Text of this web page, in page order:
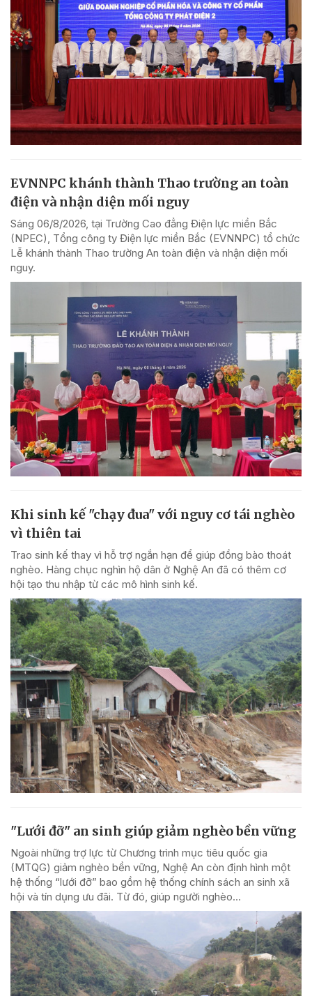
EVNNPC khánh thành Thao trường an toàn
điện và nhận diện mối nguy
Sáng 06/8/2026, tại Trường Cao đẳng Điện lực miền Bắc
(NPEC), Tổng công ty Điện lực miền Bắc (EVNNPC) tổ chức
Lễ khánh thành Thao trường An toàn điện và nhận diện mối
nguy.
Khi sinh kế "chạy đua" với nguy cơ tái nghèo
vì thiên tai
Trao sinh kế thay vì hỗ trợ ngắn hạn để giúp đồng bào thoát
nghèo. Hàng chục nghìn hộ dân ở Nghệ An đã có thêm cơ
hội tạo thu nhập từ các mô hình sinh kế.
"Lưới đỡ" an sinh giúp giảm nghèo bền vững
Ngoài những trợ lực từ Chương trình mục tiêu quốc gia
(MTQG) giảm nghèo bền vững, Nghệ An còn định hình một
hệ thống “lưới đỡ” bao gồm hệ thống chính sách an sinh xã
hội và tín dụng ưu đãi. Từ đó, giúp người nghèo...